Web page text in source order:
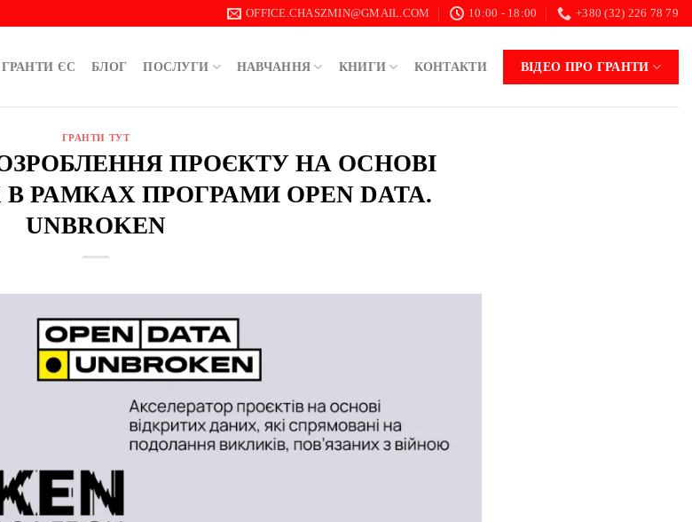
OFFICE.CHASZMIN@GMAIL.COM 10:00 - 18:00 +380 (32) 226 78 79
ГРАНТИ ЄС БЛОГ ПОСЛУГИ НАВЧАННЯ КНИГИ КОНТАКТИ ВІДЕО ПРО ГРАНТИ
ГРАНТИ ТУТ
ПРОЄКТУ НА ОСНОВІ
РАМКАХ ПРОГРАМИ OPEN DATA.
UNBROKEN